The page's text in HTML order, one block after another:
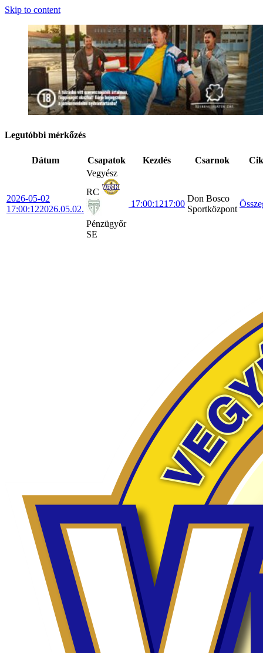
Skip to content
Legutóbbi mérkőzés
Dátum Csapatok Kezdés Csarnok
2026-05-02
17:00:122026.05.02.
Vegyész
RC
Pénzügyőr
SE
17:00:1217:00
Don Bosco
Sportközpont